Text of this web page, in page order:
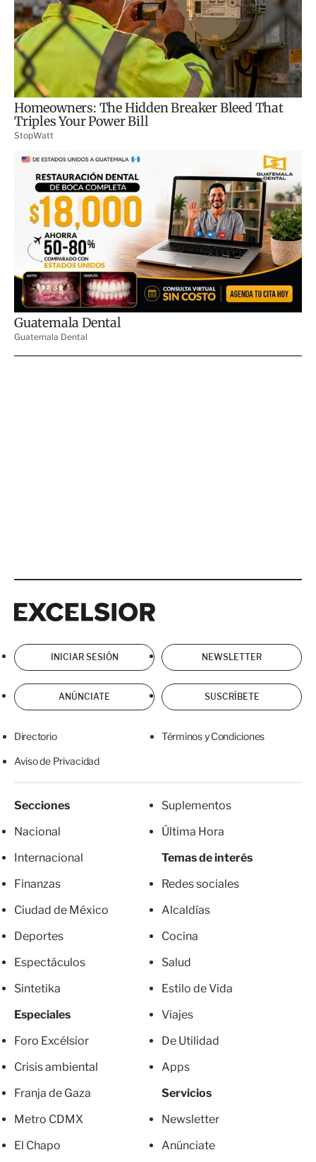
INICIAR SESIÓN NEWSLETTER
ANÚNCIATE SUSCRÍBETE
Directorio Términos y Condiciones
Aviso de Privacidad
Secciones
Nacional
Internacional
Finanzas
Ciudad de México
Deportes
Espectáculos
Sintetika
Especiales
Foro Excélsior
Crisis ambiental
Franja de Gaza
Metro CDMX
El Chapo
Suplementos
Última Hora
Temas de interés
Redes sociales
Alcaldías
Cocina
Salud
Estilo de Vida
Viajes
De Utilidad
Apps
Servicios
Newsletter
Anúnciate